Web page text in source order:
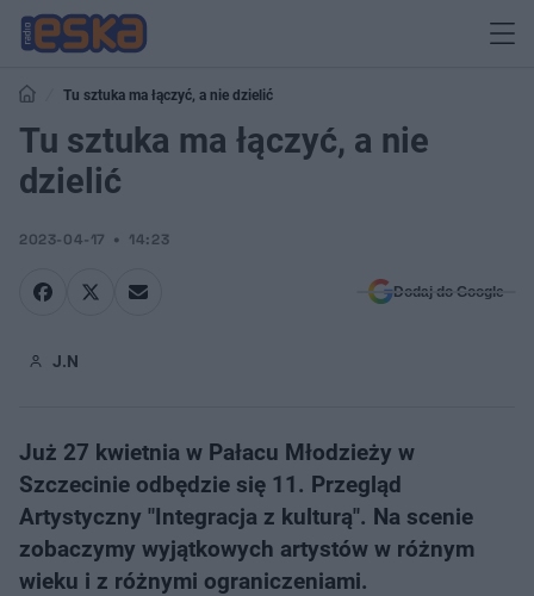
Tu sztuka ma łączyć, a nie dzielić
Tu sztuka ma łączyć, a nie
dzielić
2023-04-17 14:23
Dodaj do Google
J.N
Już 27 kwietnia w Pałacu Młodzieży w
Szczecinie odbędzie się 11. Przegląd
Artystyczny "Integracja z kulturą". Na scenie
zobaczymy wyjątkowych artystów w różnym
wieku i z różnymi ograniczeniami.